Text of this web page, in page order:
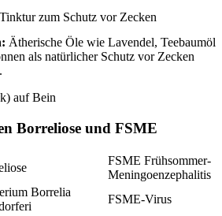
zum Schutz vor Zecken
Ätherische Öle wie Lavendel, Teebaumöl
als natürlicher Schutz vor Zecken
Borreliose und FSME
FSME Frühsommer-
Meningoenzephalitis
Borrelia
FSME-Virus